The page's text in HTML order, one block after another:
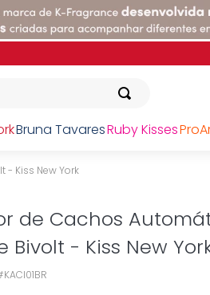
Bruna TavaresRuby Kisses
Kiss New York
de Cachos
Bivolt - Kiss New
KACI01BR